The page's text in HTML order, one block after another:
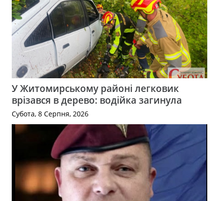
У Житомирському районі легковик
врізався в дерево: водійка загинула
Субота, 8 Серпня, 2026